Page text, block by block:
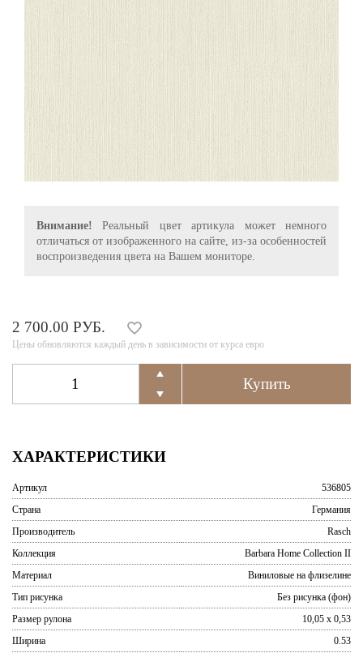
Внимание! Реальный цвет артикула может немного
отличаться от изображенного на сайте, из-за особенностей
воспроизведения цвета на Вашем мониторе.
2 700.00 РУБ.
Цены обновляются каждый день в зависимости от курса евро
ХАРАКТЕРИСТИКИ
Артикул
536805
Страна
Германия
Производитель
Rasch
Коллекция
Barbara Home Collection II
Материал
Виниловые на флизелине
Тип рисунка
Без рисунка (фон)
Размер рулона
10,05 x 0,53
Ширина
0.53